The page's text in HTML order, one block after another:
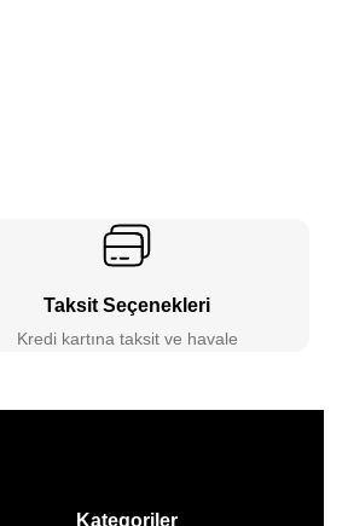
Taksit Seçenekleri
Kredi kartına taksit ve havale
Kategoriler